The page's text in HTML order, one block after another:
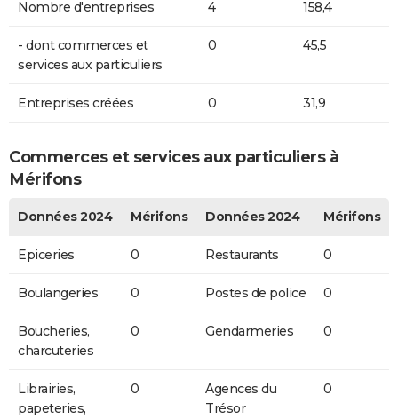
Nombre d'entreprises 4 158,4
- dont commerces et
services aux particuliers
0 45,5
Entreprises créées 0 31,9
Commerces et services aux particuliers à
Mérifons
Données 2024 Mérifons Données 2024 Mérifons
Epiceries 0 Restaurants 0
Boulangeries 0 Postes de police 0
Boucheries,
charcuteries
0 Gendarmeries 0
Librairies,
papeteries,
0
Agences du
Trésor
0